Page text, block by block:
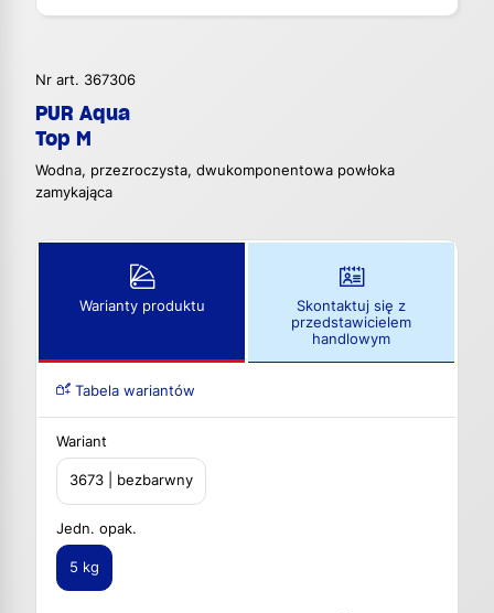
Nr art. 367306
PUR Aqua
Top M
Wodna, przezroczysta, dwukomponentowa powłoka
zamykająca
Warianty produktu
Skontaktuj się z
przedstawicielem
handlowym
Tabela wariantów
Wariant
3673 | bezbarwny
Jedn. opak.
5 kg